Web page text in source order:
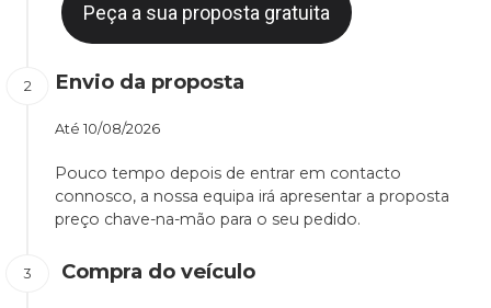
Peça a sua proposta gratuita
Envio da proposta
Até 10/08/2026
Pouco tempo depois de entrar em contacto
connosco, a nossa equipa irá apresentar a proposta
preço chave-na-mão para o seu pedido.
Compra do veículo